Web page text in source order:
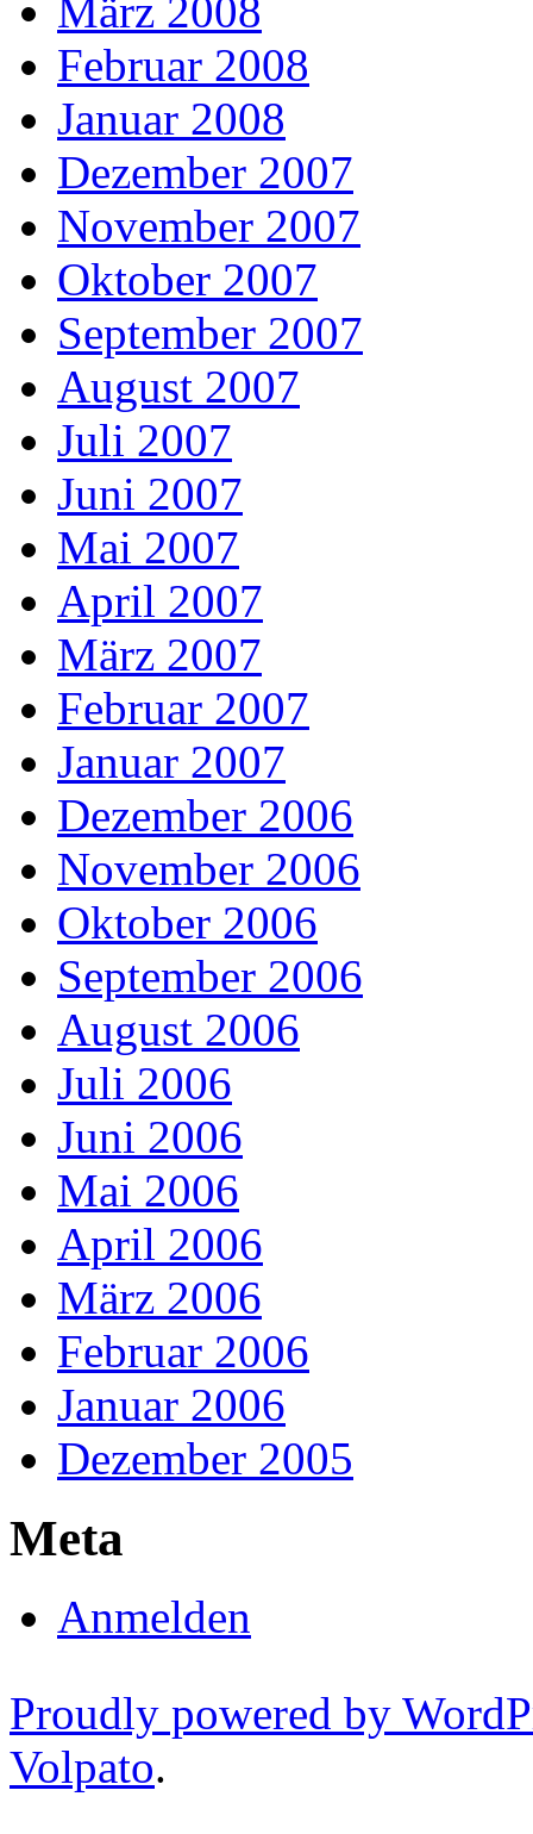
März 2008
Februar 2008
Januar 2008
Dezember 2007
November 2007
Oktober 2007
September 2007
August 2007
Juli 2007
Juni 2007
Mai 2007
April 2007
März 2007
Februar 2007
Januar 2007
Dezember 2006
November 2006
Oktober 2006
September 2006
August 2006
Juli 2006
Juni 2006
Mai 2006
April 2006
März 2006
Februar 2006
Januar 2006
Dezember 2005
Meta
Anmelden
Proudly powered by
Volpato.